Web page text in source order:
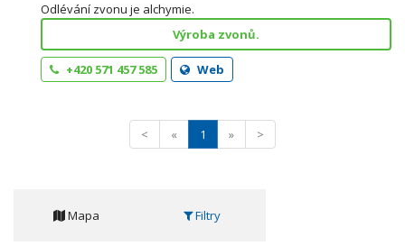
Odlévání zvonu je alchymie.
Výroba zvonů.
+420 571 457 585 Web
< « 1 » >
Mapa Filtry